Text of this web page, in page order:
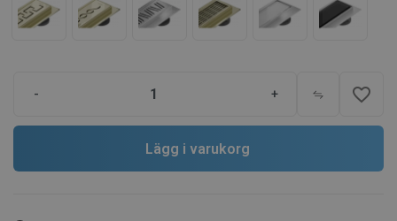
- + favorite_border
Lägg i varukorg